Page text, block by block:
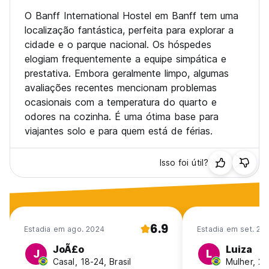
O Banff International Hostel em Banff tem uma
localização fantástica, perfeita para explorar a
cidade e o parque nacional. Os hóspedes
elogiam frequentemente a equipe simpática e
prestativa. Embora geralmente limpo, algumas
avaliações recentes mencionam problemas
ocasionais com a temperatura do quarto e
odores na cozinha. É uma ótima base para
viajantes solo e para quem está de férias.
Isso foi útil?
Estadia em ago. 2024 6.9
J JoÃ£o
Casal, 18-24, Brasil
Estadia em set.
L Luiza
Mulher,